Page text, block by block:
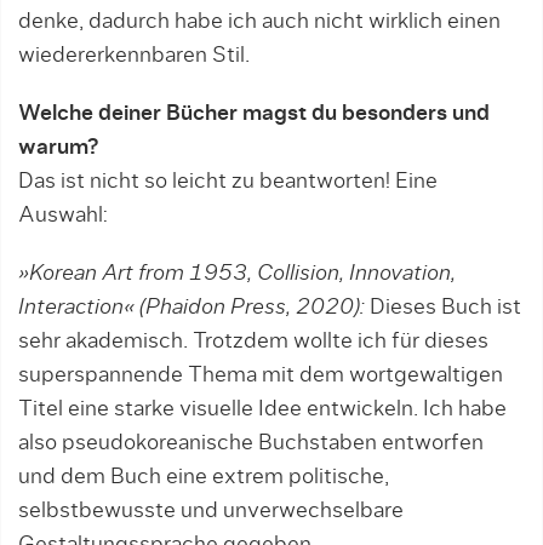
denke, dadurch habe ich auch nicht wirklich einen
wiedererkennbaren Stil.
Welche deiner Bücher magst du besonders und
warum?
Das ist nicht so leicht zu beantworten! Eine
Auswahl:
»Korean Art from 1953, Collision, Innovation,
Interaction« (Phaidon Press, 2020): Dieses Buch ist
sehr akademisch. Trotzdem wollte ich für dieses
superspannende Thema mit dem wortgewaltigen
Titel ­eine starke visuelle Idee entwickeln. Ich habe
also pseudokoreanische Buchstaben entworfen
und dem Buch eine extrem politische,
selbstbewusste und un­verwechselbare